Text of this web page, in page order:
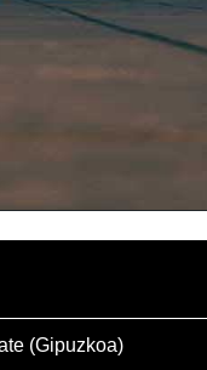
(Gipuzkoa)